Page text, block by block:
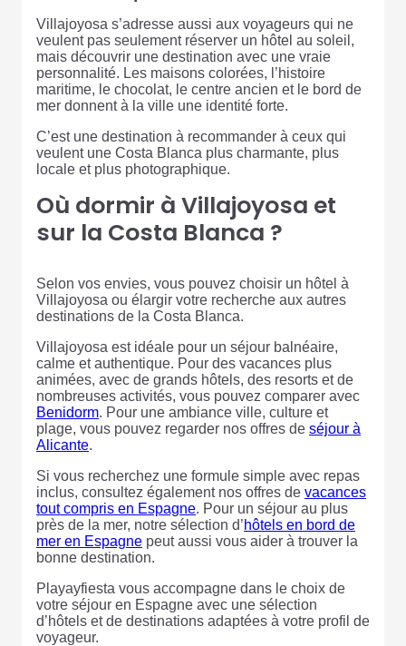
Villajoyosa s’adresse aussi aux voyageurs qui ne
veulent pas seulement réserver un hôtel au soleil,
mais découvrir une destination avec une vraie
personnalité. Les maisons colorées, l’histoire
maritime, le chocolat, le centre ancien et le bord de
mer donnent à la ville une identité forte.
C’est une destination à recommander à ceux qui
veulent une Costa Blanca plus charmante, plus
locale et plus photographique.
Où dormir à Villajoyosa et
sur la Costa Blanca ?
Selon vos envies, vous pouvez choisir un hôtel à
Villajoyosa ou élargir votre recherche aux autres
destinations de la Costa Blanca.
Villajoyosa est idéale pour un séjour balnéaire,
calme et authentique. Pour des vacances plus
animées, avec de grands hôtels, des resorts et de
nombreuses activités, vous pouvez comparer avec
Benidorm. Pour une ambiance ville, culture et
plage, vous pouvez regarder nos offres de séjour à
Alicante.
Si vous recherchez une formule simple avec repas
inclus, consultez également nos offres de vacances
tout compris en Espagne. Pour un séjour au plus
près de la mer, notre sélection d’hôtels en bord de
mer en Espagne peut aussi vous aider à trouver la
bonne destination.
Playayfiesta vous accompagne dans le choix de
votre séjour en Espagne avec une sélection
d’hôtels et de destinations adaptées à votre profil de
voyageur.